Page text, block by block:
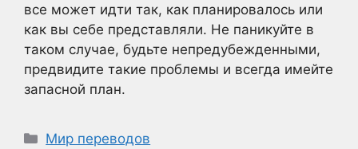
все может идти так, как планировалось или
как вы себе представляли. Не паникуйте в
таком случае, будьте непредубежденными,
предвидите такие проблемы и всегда имейте
запасной план.
Рубрики
Мир переводов